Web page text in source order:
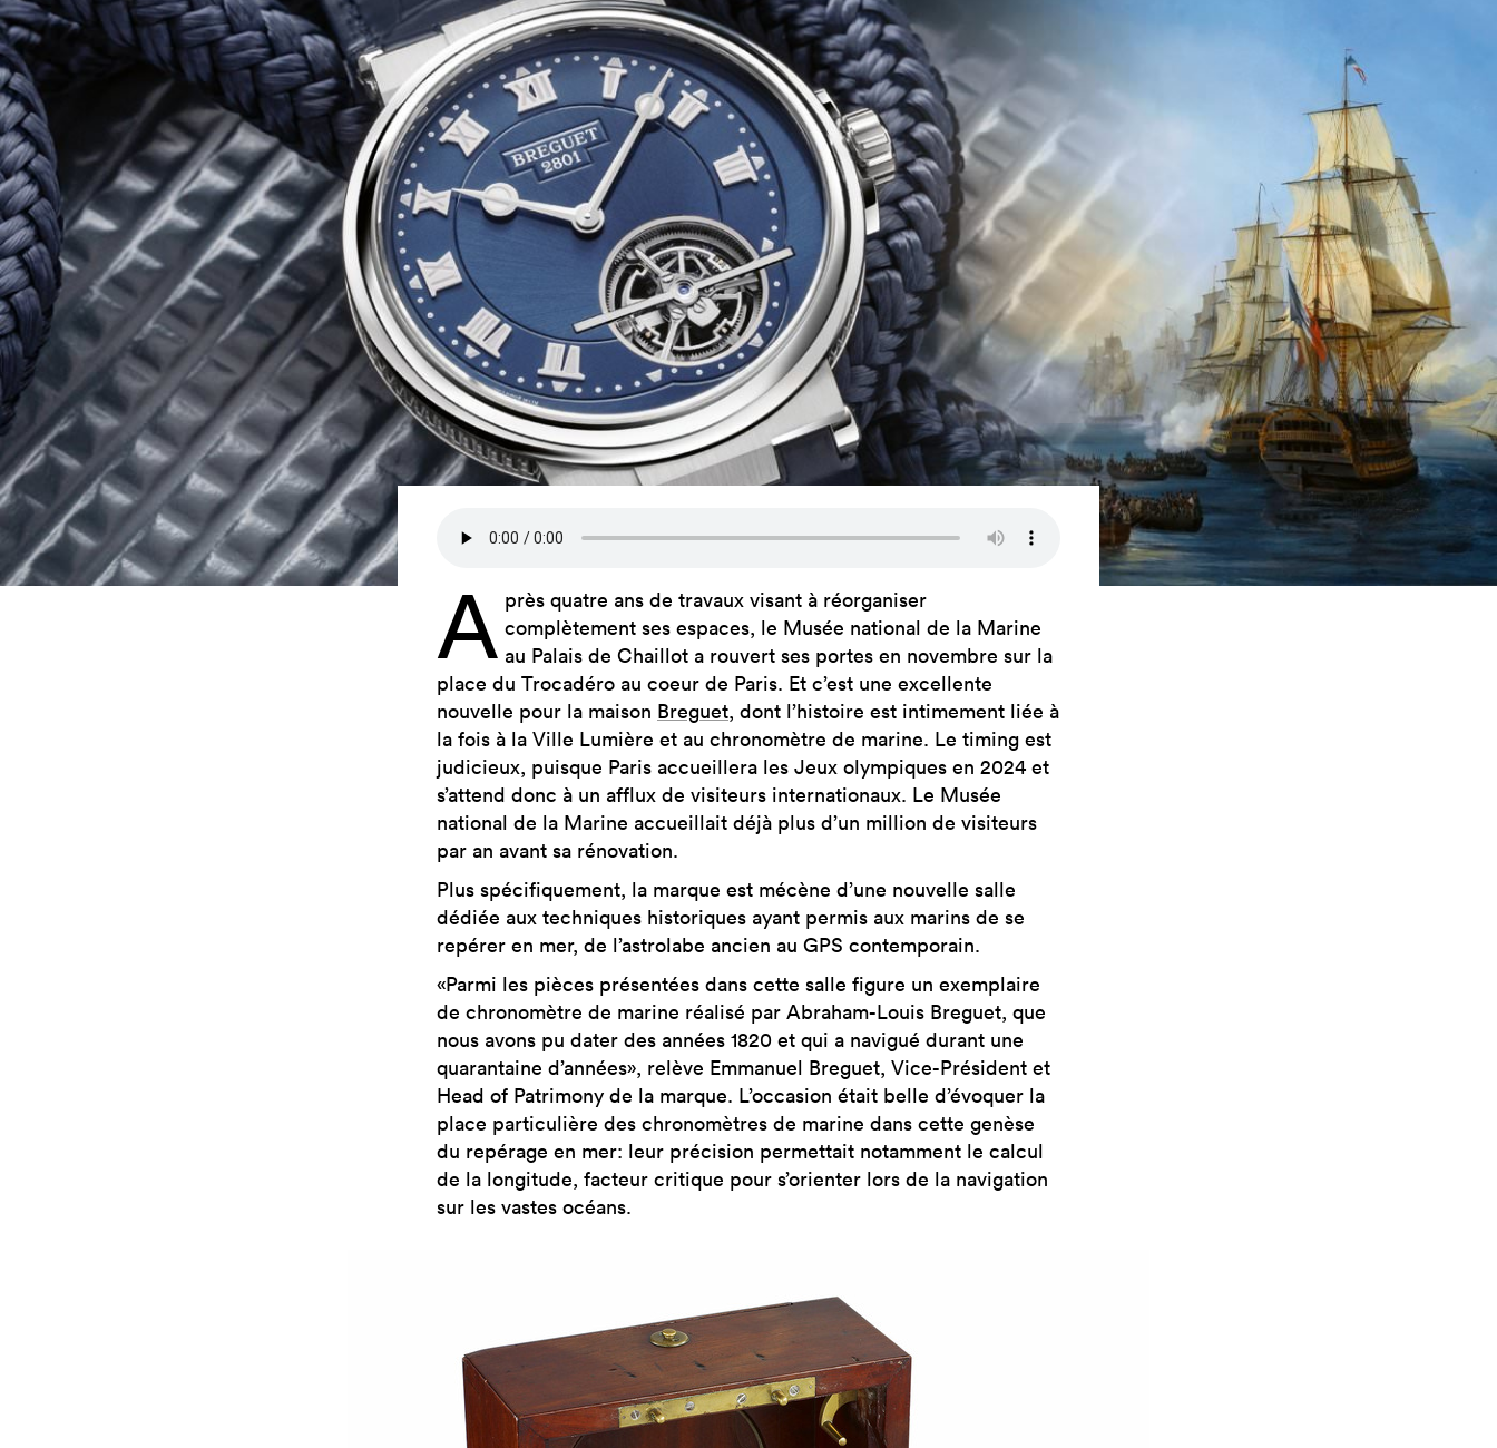
A près quatre ans de travaux visant à réorganiser
complètement ses espaces, le Musée national de la Marine
au Palais de Chaillot a rouvert ses portes en novembre sur la
place du Trocadéro au coeur de Paris. Et c’est une excellente
nouvelle pour la maison Breguet, dont l’histoire est intimement liée à
la fois à la Ville Lumière et au chronomètre de marine. Le timing est
judicieux, puisque Paris accueillera les Jeux olympiques en 2024 et
s’attend donc à un afflux de visiteurs internationaux. Le Musée
national de la Marine accueillait déjà plus d’un million de visiteurs
par an avant sa rénovation.
Plus spécifiquement, la marque est mécène d’une nouvelle salle
dédiée aux techniques historiques ayant permis aux marins de se
repérer en mer, de l’astrolabe ancien au GPS contemporain.
«Parmi les pièces présentées dans cette salle figure un exemplaire
de chronomètre de marine réalisé par Abraham-Louis Breguet, que
nous avons pu dater des années 1820 et qui a navigué durant une
quarantaine d’années», relève Emmanuel Breguet, Vice-Président et
Head of Patrimony de la marque. L’occasion était belle d’évoquer la
place particulière des chronomètres de marine dans cette genèse
du repérage en mer: leur précision permettait notamment le calcul
de la longitude, facteur critique pour s’orienter lors de la navigation
sur les vastes océans.